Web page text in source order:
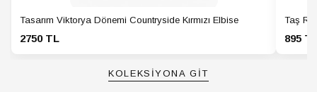
Tasarım Viktorya Dönemi Countryside Kırmızı Elbise
2750 TL
Taş
895
KOLEKSİYONA GİT